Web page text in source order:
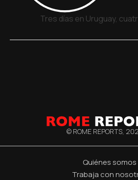
Tres días en Uruguay,
© ROME REPORTS,
Quiénes somos
Trabaja con